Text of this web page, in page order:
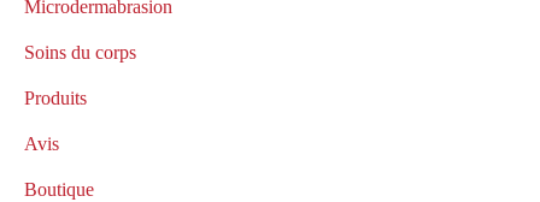
Microdermabrasion
Soins du corps
Produits
Avis
Boutique